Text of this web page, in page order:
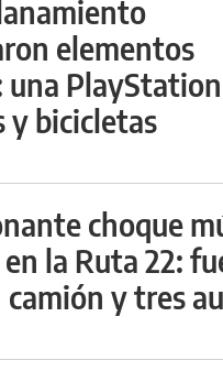
elementos
una
y bicicletas
choque
la Ruta 22:
y tres